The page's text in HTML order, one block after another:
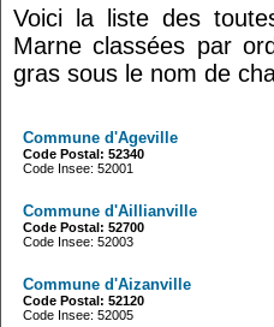
Voici la liste des
Marne classées par
gras sous le nom de
Commune d'Ageville
Code Postal: 52340
Code Insee: 52001
Commune d'Aillianville
Code Postal: 52700
Code Insee: 52003
Commune d'Aizanville
Code Postal: 52120
Code Insee: 52005